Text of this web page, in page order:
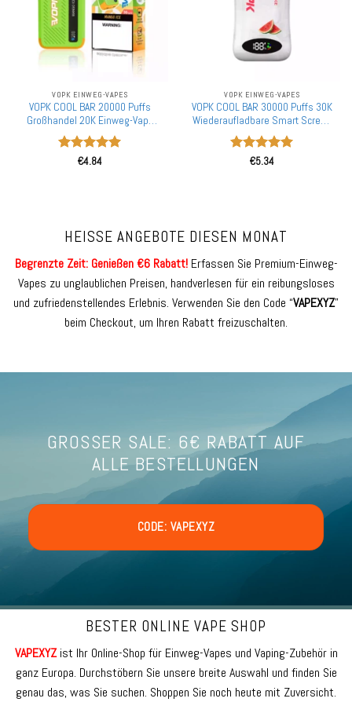
VOPK EINWEG-VAPES
VOPK COOL BAR 20000 Puffs
Großhandel 20K Einweg-Vape
Massenbestellung
Bewertet
€4.84
VOPK EINWEG-VAPES
VOPK COOL BAR 30000 Puffs 30K
Wiederaufladbare Smart Screen
Einweg-Vapes Großhandel
Mengenrabatt
Bewertet
€5.34
HEISSE ANGEBOTE DIESEN MONAT
Begrenzte Zeit: Genießen€6 Rabatt!Erfassen Sie Premium-Einweg-
Vapes zu unglaublichen Preisen, handverlesen für ein reibungsloses
und zufriedenstellendes Erlebnis. Verwenden Sie den Code “VAPEXYZ”
beim Checkout, um Ihren Rabatt freizuschalten.
GROSSER SALE: 6€ RABATT AUF A
LLE BESTELLUNGEN
CODE: VAPEXYZ
BESTER ONLINE VAPE SHOP
VAPEXYZ ist Ihr Online-Shop für Einweg-Vapes und Vaping-Zubehör in
ganz Europa. Durchstöbern Sie unsere breite Auswahl und finden Sie
genau das, was Sie suchen. Shoppen Sie noch heute mit Zuversicht.